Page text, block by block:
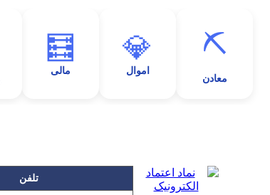
⛏️
معادن
💎
اموال
🧮
مالی
تلفن